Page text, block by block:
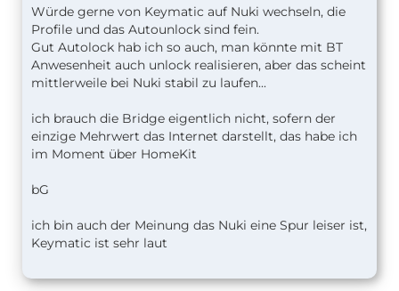
Würde gerne von Keymatic auf Nuki wechseln, die
Profile und das Autounlock sind fein.
Gut Autolock hab ich so auch, man könnte mit BT
Anwesenheit auch unlock realisieren, aber das scheint
mittlerweile bei Nuki stabil zu laufen...
ich brauch die Bridge eigentlich nicht, sofern der
einzige Mehrwert das Internet darstellt, das habe ich
im Moment über HomeKit
bG
ich bin auch der Meinung das Nuki eine Spur leiser ist,
Keymatic ist sehr laut